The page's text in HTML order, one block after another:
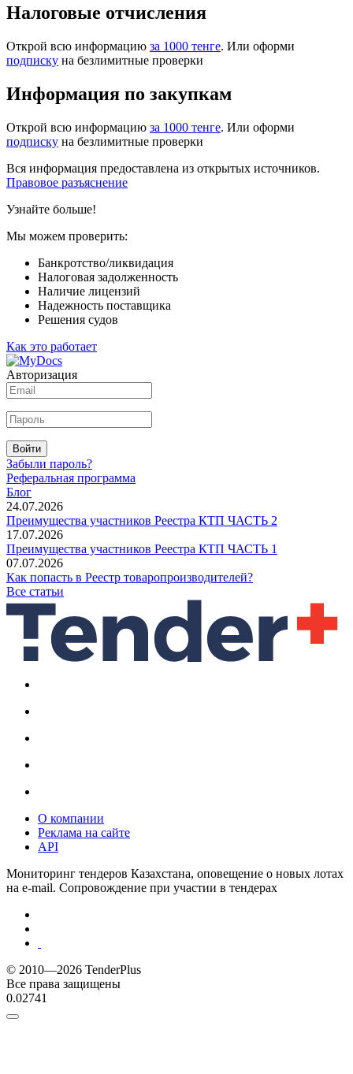
Налоговые отчисления
Открой всю информацию за 1000 тенге. Или оформи
подписку на безлимитные проверки
Информация по закупкам
Открой всю информацию за 1000 тенге. Или оформи
подписку на безлимитные проверки
Вся информация предоставлена из открытых источников.
Правовое разъяснение
Узнайте больше!
Мы можем проверить:
Банкротство/ликвидация
Налоговая задолженность
Наличие лицензий
Надежность поставщика
Решения судов
Как это работает
Авторизация
Войти
Забыли пароль?
Реферальная программа
Блог
24.07.2026
Преимущества участников Реестра КТП ЧАСТЬ 2
17.07.2026
Преимущества участников Реестра КТП ЧАСТЬ 1
07.07.2026
Как попасть в Реестр товаропроизводителей?
Все статьи
О компании
Реклама на сайте
API
Мониторинг тендеров Казахстана, оповещение о новых лотах
на e-mail. Сопровождение при участии в тендерах
© 2010—2026 TenderPlus
Все права защищены
0.02741